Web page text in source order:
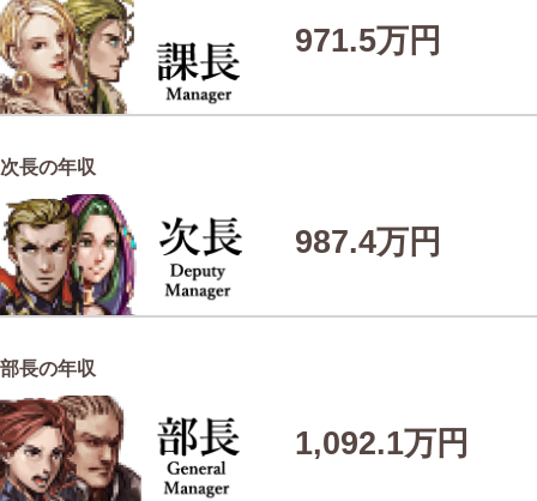
971.5万円
次長の年収
987.4万円
部長の年収
1,092.1万円